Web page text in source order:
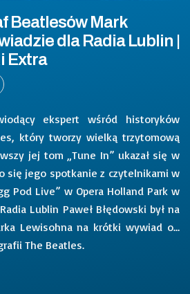
Beatlesów Mark
dla Radia Lublin |
Extra
ekspert wśród historyków
który tworzy wielką trzytomową
jej tom „Tune In” ukazał się w
się jego spotkanie z czytelnikami w
Pod Live” w Opera Holland Park w
Lublin Paweł Błędowski był na
Lewisohna na krótki wywiad o…
The Beatles.